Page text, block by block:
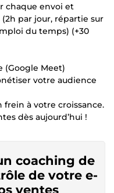
chaque envoi et
par jour, répartie sur
du temps) (+30
(Google Meet)
votre audience
frein à votre croissance.
dès aujourd’hui !
coaching de
de votre e-
ventes